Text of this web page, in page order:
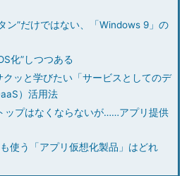
ン”だけではない、「Windows 9」の
化”しつつある
クッと学びたい「サービスとしてのデ
）活用法
ップはなくならないが……アプリ提供
使う「アプリ仮想化製品」はどれ